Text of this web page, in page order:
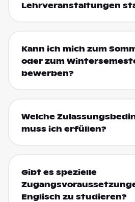
Lehrveranstaltungen
Kann ich mich zum
oder zum
bewerben?
Welche
muss ich erfüllen?
Gibt es spezielle
Englisch zu studieren?